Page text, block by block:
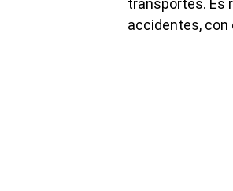
transportes. Es
accidentes, con